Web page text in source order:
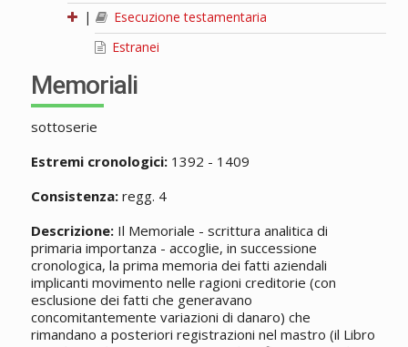
|
Esecuzione testamentaria
Estranei
Memoriali
sottoserie
Estremi cronologici:1392 - 1409
Consistenza:regg. 4
Descrizione:Il Memoriale - scrittura analitica di
primaria importanza - accoglie, in successione
cronologica, la prima memoria dei fatti aziendali
implicanti movimento nelle ragioni creditorie (con
esclusione dei fatti che generavano
concomitantemente variazioni di danaro) che
rimandano a posteriori registrazioni nel mastro (il Libro